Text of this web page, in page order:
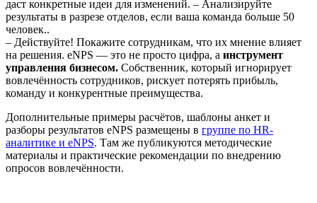
даст конкретные идеи для изменений. – Анализируйте
результаты в разрезе отделов, если ваша команда больше 50
человек..
– Действуйте! Покажите сотрудникам, что их мнение влияет
на решения. eNPS — это не просто цифра, а инструмент
управления бизнесом. Собственник, который игнорирует
вовлечённость сотрудников, рискует потерять прибыль,
команду и конкурентные преимущества.
Дополнительные примеры расчётов, шаблоны анкет и
разборы результатов eNPS размещены в группе по HR-
аналитике и eNPS. Там же публикуются методические
материалы и практические рекомендации по внедрению
опросов вовлечённости.